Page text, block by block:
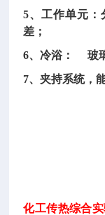
5、工作单元：
差；
6、冷浴： 玻
7、夹持系统，
化工传热综合